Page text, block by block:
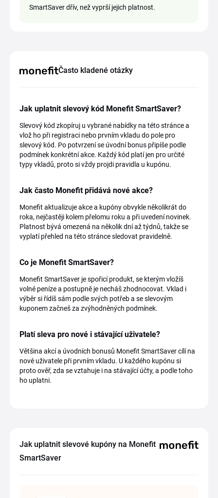
SmartSaver dřív, než vyprší jejich platnost.
Často kladené otázky
Jak uplatnit slevový kód Monefit SmartSaver?
Slevový kód zkopíruj u vybrané nabídky na této stránce a
vlož ho při registraci nebo prvním vkladu do pole pro
slevový kód. Po potvrzení se úvodní bonus připíše podle
podmínek konkrétní akce. Každý kód platí jen pro určité
typy vkladů, proto si vždy projdi pravidla u kupónu.
Jak často Monefit přidává nové akce?
Monefit aktualizuje akce a kupóny obvykle několikrát do
roka, nejčastěji kolem přelomu roku a při uvedení novinek.
Platnost bývá omezená na několik dní až týdnů, takže se
vyplatí přehled na této stránce sledovat pravidelně.
Co je Monefit SmartSaver?
Monefit SmartSaver je spořicí produkt, se kterým vložíš
volné peníze a postupně je necháš zhodnocovat. Vklad i
výběr si řídíš sám podle svých potřeb a se slevovým
kuponem začneš za zvýhodněných podmínek.
Platí sleva pro nové i stávající uživatele?
Většina akcí a úvodních bonusů Monefit SmartSaver cílí na
nové uživatele při prvním vkladu. U každého kupónu si
proto ověř, zda se vztahuje i na stávající účty, a podle toho
ho uplatni.
Jak uplatnit slevové kupóny na Monefit
SmartSaver